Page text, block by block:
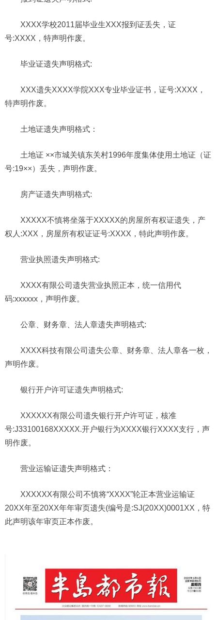
XXXX学校2011届毕业生XXX报到证丢失，证
号:XXXX，特声明作废。
毕业证遗失声明格式:
XXX遗失XXXX学院XXX专业毕业证书，证号:XXXX，
特声明作废。
土地证遗失声明格式：
土地证 ××市城关镇东关村1996年度集体使用土地证（证
号:19××）丢失，声明作废。
房产证遗失声明格式:
XXXXX不慎将坐落于XXXXX的房屋所有权证遗失，产
权人:XXX，房屋所有权证证号:XXXX，特此声明作废。
营业执照遗失声明格式:
XXXX有限公司遗失营业执照正本，统一信用代
码:xxxxxx，声明作废。
公章、财务章、法人章遗失声明格式:
XXXX科技有限公司遗失公章、财务章、法人章各一枚，
声明作废。
银行开户许可证遗失声明格式:
XXXXXX有限公司遗失银行开户许可证，核准
号:J33100168XXXXX.开户银行为XXXX银行XXXX支行，声
明作废。
营业运输证遗失声明格式：
XXXXXX有限公司不慎将“XXXX”轮正本营业运输证
20XX年至20XX年年审页遗失(编号是:SJ(20XX)0001XX，特
此声明该年审页正本作废。